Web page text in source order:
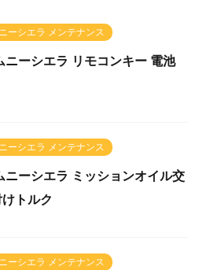
ーシエラ メンテナンス
ーシエラ リモコンキー 電池
ーシエラ メンテナンス
ーシエラ ミッションオイル交
トルク
ーシエラ メンテナンス